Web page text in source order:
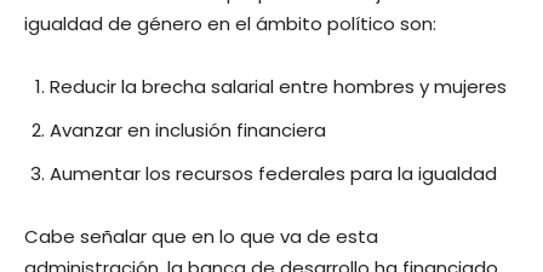
igualdad de género en el ámbito político son:
Reducir la brecha salarial entre hombres y mujeres
Avanzar en inclusión financiera
Aumentar los recursos federales para la igualdad
Cabe señalar que en lo que va de esta